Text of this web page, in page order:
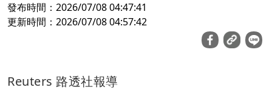
發布時間：2026/07/08 04:47:41
更新時間：2026/07/08 04:57:42
Reuters 路透社報導